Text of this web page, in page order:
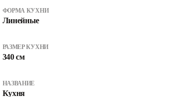
ФОРМА КУХНИ
Линейные
РАЗМЕР КУХНИ
340 см
НАЗВАНИЕ
Кухня